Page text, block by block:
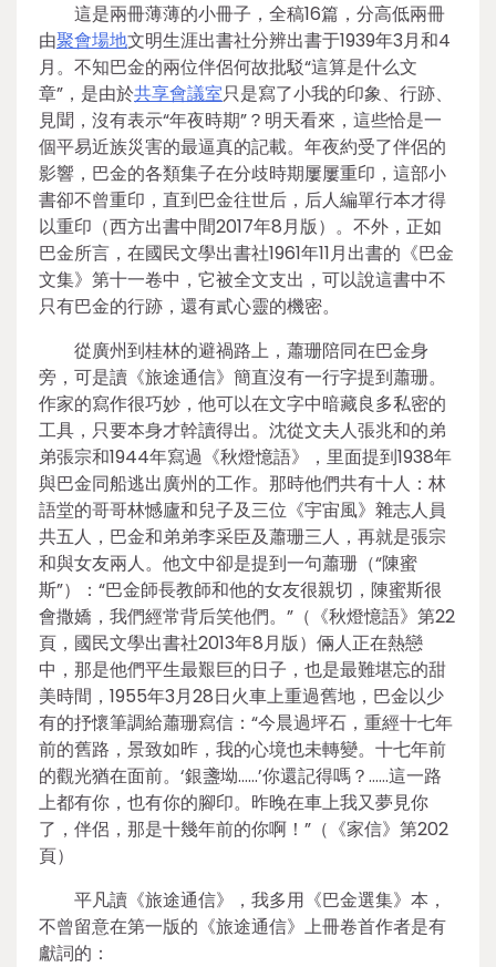
這是兩冊薄薄的小冊子，全稿16篇，分高低兩冊
由聚會場地文明生涯出書社分辨出書于1939年3月和4
月。不知巴金的兩位伴侶何故批駁“這算是什么文
章”，是由於共享會議室只是寫了小我的印象、行跡、
見聞，沒有表示“年夜時期”？明天看來，這些恰是一
個平易近族災害的最逼真的記載。年夜約受了伴侶的
影響，巴金的各類集子在分歧時期屢屢重印，這部小
書卻不曾重印，直到巴金往世后，后人編單行本才得
以重印（西方出書中間2017年8月版）。不外，正如
巴金所言，在國民文學出書社1961年11月出書的《巴金
文集》第十一卷中，它被全文支出，可以說這書中不
只有巴金的行跡，還有貳心靈的機密。
從廣州到桂林的避禍路上，蕭珊陪同在巴金身
旁，可是讀《旅途通信》簡直沒有一行字提到蕭珊。
作家的寫作很巧妙，他可以在文字中暗藏良多私密的
工具，只要本身才幹讀得出。沈從文夫人張兆和的弟
弟張宗和1944年寫過《秋燈憶語》，里面提到1938年
與巴金同船逃出廣州的工作。那時他們共有十人：林
語堂的哥哥林憾廬和兒子及三位《宇宙風》雜志人員
共五人，巴金和弟弟李采臣及蕭珊三人，再就是張宗
和與女友兩人。他文中卻是提到一句蕭珊（“陳蜜
斯”）：“巴金師長教師和他的女友很親切，陳蜜斯很
會撒嬌，我們經常背后笑他們。”（《秋燈憶語》第22
頁，國民文學出書社2013年8月版）倆人正在熱戀
中，那是他們平生最艱巨的日子，也是最難堪忘的甜
美時間，1955年3月28日火車上重過舊地，巴金以少
有的抒懷筆調給蕭珊寫信：“今晨過坪石，重經十七年
前的舊路，景致如昨，我的心境也未轉變。十七年前
的觀光猶在面前。‘銀盞坳……’你還記得嗎？……這一路
上都有你，也有你的腳印。昨晚在車上我又夢見你
了，伴侶，那是十幾年前的你啊！”（《家信》第202
頁）
平凡讀《旅途通信》，我多用《巴金選集》本，
不曾留意在第一版的《旅途通信》上冊卷首作者是有
獻詞的：